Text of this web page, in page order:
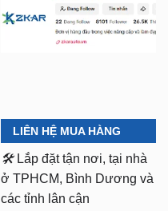
LIÊN HỆ MUA HÀNG
🛠️ Lắp đặt tận nơi, tại nhà
ở TPHCM, Bình Dương và
các tỉnh lân cận